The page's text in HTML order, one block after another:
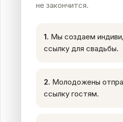
не закончится.
1. Мы создаем
ссылку для свадьбы.
2. Молодожены
ссылку гостям.